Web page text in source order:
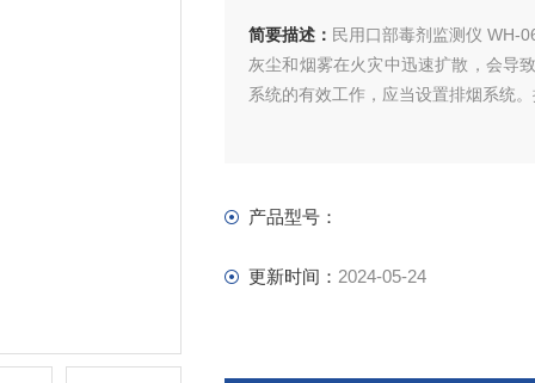
简要描述： 民用口部毒剂监测仪 WH-
灰尘和烟雾在火灾中迅速扩散，会导
系统的有效工作，应当设置排烟系统
产品型号：
更新时间： 2024-05-24